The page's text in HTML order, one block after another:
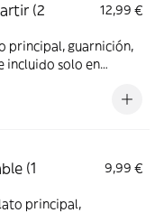
(2
12,99 €
principal, guarnición,
incluido solo en
que se sirven
(1
9,99 €
principal,